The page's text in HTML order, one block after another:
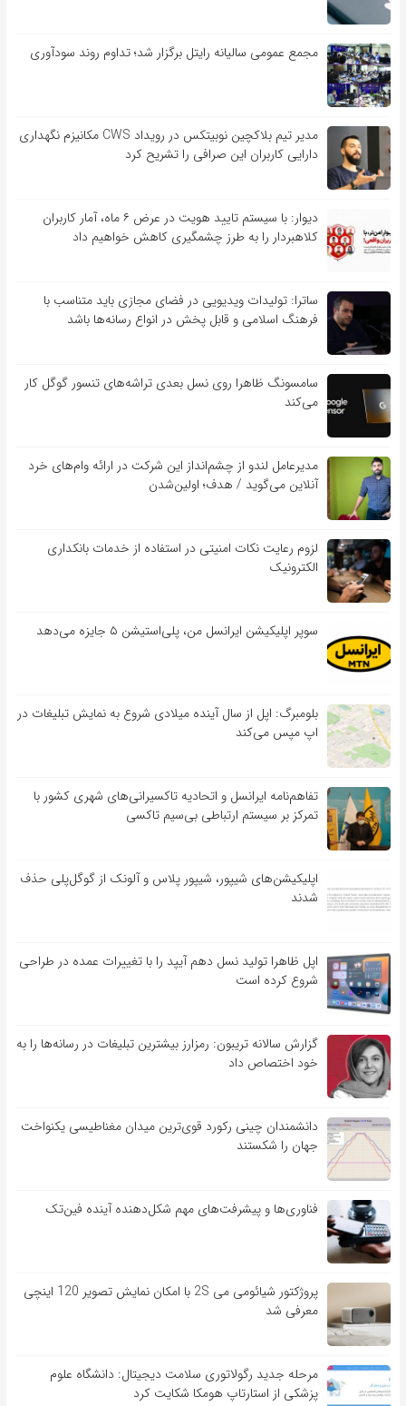
مجمع عمومی سالیانه رایتل برگزار شد؛ تداوم روند سودآوری
مدیر تیم بلاکچین نوبیتکس در رویداد CWS مکانیزم نگهداری
دارایی کاربران این صرافی را تشریح کرد
دیوار: با سیستم تایید هویت در عرض ۶ ماه، آمار کاربران
کلاهبردار را به طرز چشمگیری کاهش خواهیم داد
ساترا: تولیدات ویدیویی در فضای مجازی باید متناسب با
فرهنگ اسلامی و قابل پخش در انواع رسانه‌ها باشد
سامسونگ ظاهرا روی نسل بعدی تراشه‌های تنسور گوگل کار
می‌کند
مدیرعامل لندو از چشم‌انداز این شرکت در ارائه وام‌های خرد
آنلاین می‌گوید / هدف؛ اولین‌شدن
لزوم رعایت نکات امنیتی در استفاده از خدمات بانکداری
الکترونیک
سوپر اپلیکیشن ایرانسل من، پلی‌استیشن ۵ جایزه می‌دهد
بلومبرگ: اپل از سال آینده میلادی شروع به نمایش تبلیغات در
اپ مپس می‌کند
تفاهم‌نامه‌ ایرانسل و اتحادیه تاکسیرانی‌های شهری کشور با
تمرکز بر سیستم ارتباطی بی‌سیم تاکسی
اپلیکیشن‌های شیپور، شیپور پلاس و آلونک از گوگل‌پلی حذف
شدند
اپل ظاهرا تولید نسل دهم آیپد را با تغییرات عمده در طراحی
شروع کرده است
گزارش سالانه تریبون: رمزارز بیشترین تبلیغات در رسانه‌ها را به
خود اختصاص داد
دانشمندان چینی رکورد قوی‌ترین میدان مغناطیسی یکنواخت
جهان را شکستند
فناوری‌ها و پیشرفت‌های مهم شکل‌دهنده آینده فین‌تک
پروژکتور شیائومی می 2S با امکان نمایش تصویر 120 اینچی
معرفی شد
مرحله جدید رگولاتوری سلامت دیجیتال: دانشگاه علوم
پزشکی از استارتاپ هومکا شکایت کرد